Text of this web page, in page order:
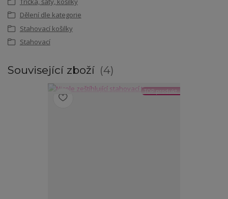
Dělení dle kategorie
Stahovací košilky
Stahovací
Související zboží 4
TOP produkt